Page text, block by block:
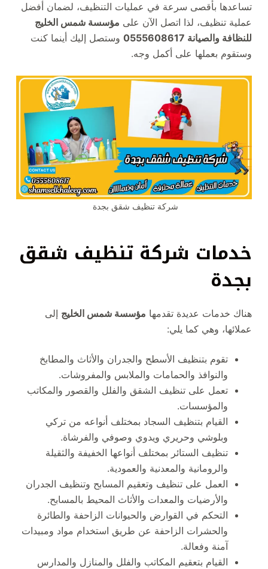
تساعدها بأقصى سرعة في عمليات التنظيف، لضمان أفضل
عملية تنظيف، لذا اتصل الآن على مؤسسة شمس الخليج
للنظافة والصيانة 0555608617
وستصل إليك أينما كنت
وستقوم بعملها على أكمل وجه.
شركة تنظيف شقق بجدة
خدمات شركة تنظيف شقق
بجدة
هناك خدمات عديدة تقدمها مؤسسة شمس الخليج إلى
عملائها، وهي كما يلي:
تقوم بتنظيف الأسطح والجدران والأثاث والمطابخ
والنوافذ والحمامات والملابس والمفروشات.
تعمل على تنظيف الشقق والفلل والقصور والمكاتب
والمؤسسات.
القيام بتنظيف السجاد بمختلف أنواعه من تركي
وبلوشي وحريري ويدوي وصوفي والفرشاة.
تنظيف الستائر بمختلف أنواعها الخفيفة والثقيلة
والرومانية والمعدنية والعمودية.
العمل على تنظيف وتعقيم المسابح وتنظيف الجدران
والأرضيات والمعدات والأثاث المحيط بالمسابح.
التحكم في القوارض والحيوانات الزاحفة والطائرة
والحشرات الزاحفة عن طريق استخدام مواد ومبيدات
آمنة وفعالة.
القيام بتعقيم المكاتب والفلل والمنازل والمدارس